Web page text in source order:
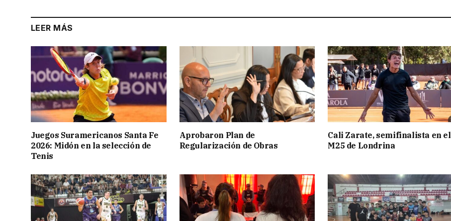
LEER MÁS
Juegos Suramericanos Santa Fe
2026: Midón en la selección de
Tenis
Aprobaron Plan de
Regularización de Obras
Cali Zarate, semifinalista en el
M25 de Londrina